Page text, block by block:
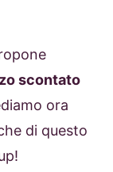
scontato
ora
di questo